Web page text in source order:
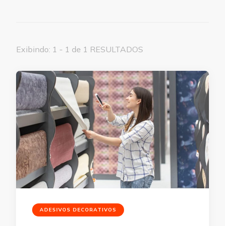
Exibindo: 1 - 1 de 1 RESULTADOS
ADESIVOS DECORATIVOS